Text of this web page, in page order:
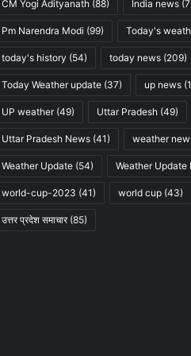
CM Yogi Adityanath(88) India news
Pm Narendra Modi (99) Today's
today's history (54) today news(209)
Today Weather update(37) up news
UP weather(49) Uttar Pradesh(49)
Uttar Pradesh News(41) weather
Weather Update(54) Weather Update
world-cup-2023 (41) world cup(43)
उत्तर प्रदेश समाचार(85)